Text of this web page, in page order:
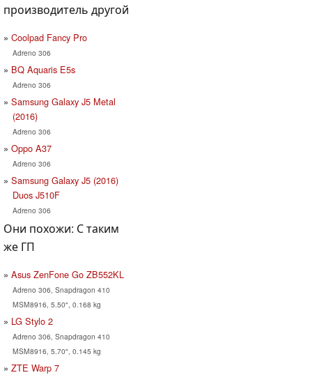
производитель другой
Coolpad Fancy Pro
Adreno 306
BQ Aquaris E5s
Adreno 306
Samsung Galaxy J5 Metal
(2016)
Adreno 306
Oppo A37
Adreno 306
Samsung Galaxy J5 (2016)
Duos J510F
Adreno 306
Они похожи: С таким
же ГП
Asus ZenFone Go ZB552KL
Adreno 306, Snapdragon 410
MSM8916, 5.50", 0.168 kg
LG Stylo 2
Adreno 306, Snapdragon 410
MSM8916, 5.70", 0.145 kg
ZTE Warp 7